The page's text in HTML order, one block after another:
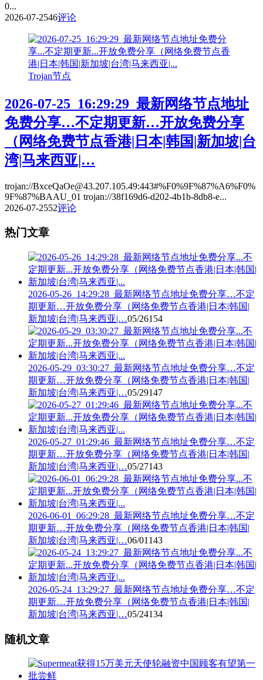
0...
2026-07-2546评论
Trojan节点
2026-07-25_16:29:29_最新网络节点地址
免费分享…不定期更新…开放免费分享
（网络免费节点香港|日本|韩国|新加坡|台
湾|马来西亚|…
trojan://BxceQaOe@43.207.105.49:443#%F0%9F%87%A6%F0%
9F%87%BAAU_01 trojan://38f169d6-d202-4b1b-8db8-e...
2026-07-2552评论
热门文章
2026-05-26_14:29:28_最新网络节点地址免费分享…不定
期更新…开放免费分享（网络免费节点香港|日本|韩国|
新加坡|台湾|马来西亚|…05/26154
2026-05-29_03:30:27_最新网络节点地址免费分享…不定
期更新…开放免费分享（网络免费节点香港|日本|韩国|
新加坡|台湾|马来西亚|…05/29147
2026-05-27_01:29:46_最新网络节点地址免费分享…不定
期更新…开放免费分享（网络免费节点香港|日本|韩国|
新加坡|台湾|马来西亚|…05/27143
2026-06-01_06:29:28_最新网络节点地址免费分享…不定
期更新…开放免费分享（网络免费节点香港|日本|韩国|
新加坡|台湾|马来西亚|…06/01 143
2026-05-24_13:29:27_最新网络节点地址免费分享…不定
期更新…开放免费分享（网络免费节点香港|日本|韩国|
新加坡|台湾|马来西亚|…05/24134
随机文章